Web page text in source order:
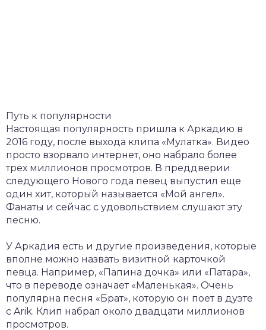
Путь к популярности
Настоящая популярность пришла к Аркадию в
2016 году, после выхода клипа «Мулатка». Видео
просто взорвало интернет, оно набрало более
трех миллионов просмотров. В преддверии
следующего Нового года певец выпустил еще
один хит, который называется «Мой ангел».
Фанаты и сейчас с удовольствием слушают эту
песню.
У Аркадия есть и другие произведения, которые
вполне можно назвать визитной карточкой
певца. Например, «Папина дочка» или «Патара»,
что в переводе означает «Маленькая». Очень
популярна песня «Брат», которую он поет в дуэте
с Arik. Клип набрал около двадцати миллионов
просмотров.